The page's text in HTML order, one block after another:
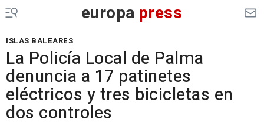
europa press
ISLAS BALEARES
La Policía Local de Palma
denuncia a 17 patinetes
eléctricos y tres bicicletas en
dos controles